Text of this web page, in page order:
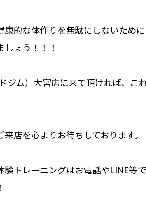
康的な体作りを無駄にしないため
ょう！！！
ジム）大宮店に来て頂ければ、こ
店を心よりお待ちしております。
験トレーニングはお電話やLINE等